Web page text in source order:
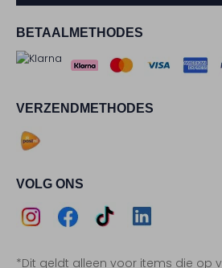
BETAALMETHODES
VERZENDMETHODES
VOLG ONS
*Dit geldt alleen voor items die op